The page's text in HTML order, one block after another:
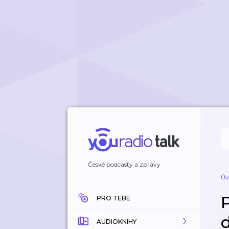
České podcasty a zprávy
PRO TEBE
AUDIOKNIHY